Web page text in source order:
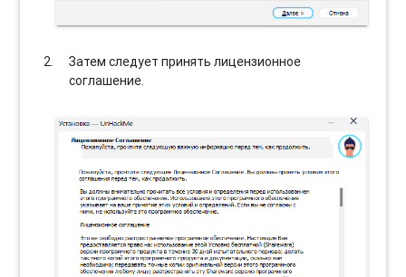
Затем следует принять лицензионное
соглашение.